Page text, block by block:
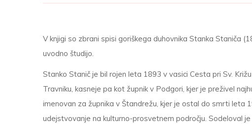
V knjigi so zbrani spisi goriškega duhovnika Stanka Staniča
uvodno študijo.
Stanko Stanič je bil rojen leta 1893 v vasici Cesta pri Sv.
Travniku, kasneje pa kot župnik v Podgori, kjer je preživel
imenovan za župnika v Štandrežu, kjer je ostal do smrti leta
udejstvovanje na kulturno-prosvetnem področju. Sodeloval